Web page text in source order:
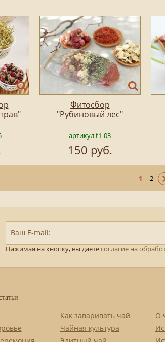
Фитосбор
"Рубиновый лес"
артикул t1-03
150 руб.
1 2
Ваш E-mail:
Нажимая на кнопку, вы даетесогласие на
Как заваривать чай
Чайная культура
О